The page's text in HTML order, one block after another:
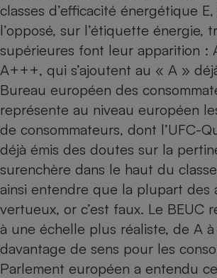
classes d’efficacité énergétique
l’opposé, sur l’étiquette énergie,
supérieures font leur apparition :
A+++, qui s’ajoutent au « A »
Bureau européen des
représente au niveau européen
de consommateurs, dont l’UFC-
déjà émis des doutes sur la
surenchère dans le haut du
ainsi entendre que la plupart des
vertueux, or c’est faux. Le BEUC
à une échelle plus réaliste, de A
davantage de sens pour les
Parlement européen a entendu
Gros
Petit